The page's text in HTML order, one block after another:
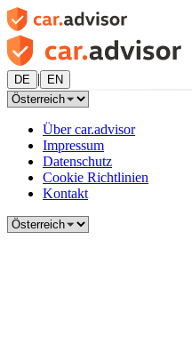
DE | EN
Über car.advisor
Impressum
Datenschutz
Cookie Richtlinien
Kontakt